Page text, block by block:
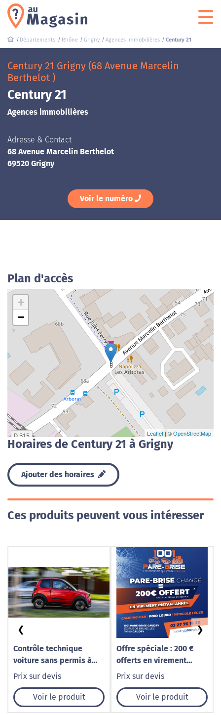
Départements Rhône Grigny Agences immobilières Century 21
Century 21 Grigny (68 Avenue Marcelin
Berthelot )
Century 21
Agences immobilières
Adresse & Contact
68 Avenue Marcelin Berthelot
69520 Grigny
Voir le numéro
Plan d'accès
+
−
Leaflet | ©OpenStreetMap
Horaires de Century 21 à Grigny
Ajouter des horaires
Ces produits peuvent vous intéresser
Contrôle technique
voiture sans permis à
Chauny – Norisko
Prix sur devis
Voir le produit
Offre spéciale : 200 €
offerts en virement
instantané pour votre
1001 Pare-Brise
Prix sur devis
Voir le produit
❮ ❯